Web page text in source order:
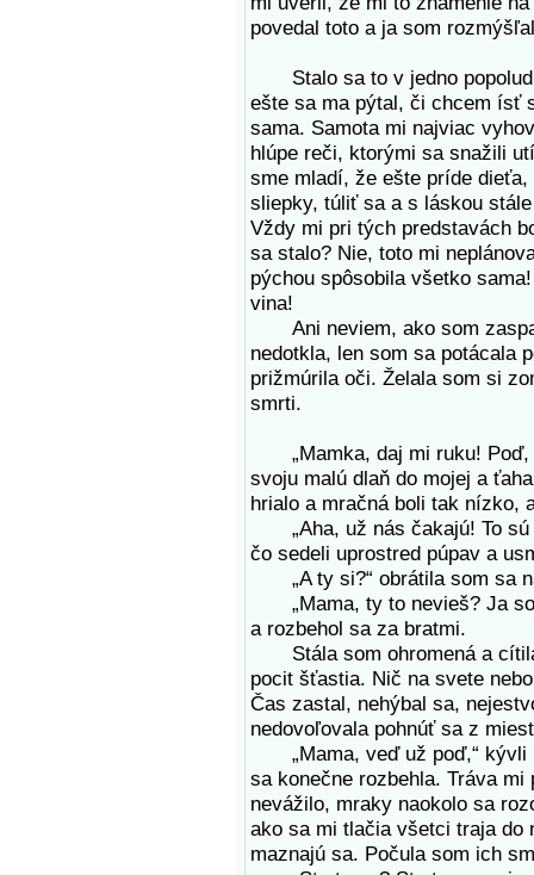
povedal toto a ja som
Stalo sa to v jedno
ešte sa ma pýtal, či chcem ísť
sama. Samota mi najviac
hlúpe reči, ktorými sa snažili
sme mladí, že ešte príde
sliepky, túliť sa a s láskou
Vždy mi pri tých predstavách
sa stalo? Nie, toto mi
pýchou spôsobila všetko
vina!
Ani neviem, ako som
nedotkla, len som sa potácala
prižmúrila oči. Želala som si
smrti.
„Mamka, daj mi ruku! Poď,
svoju malú dlaň do mojej a
hrialo a mračná boli tak nízko,
„Aha, už nás čakajú! To sú
čo sedeli uprostred púpav a
„A ty si?“ obrátila som sa
„Mama, ty to nevieš? Ja
a rozbehol sa za bratmi.
Stála som ohromená a
pocit šťastia. Nič na svete
Čas zastal, nehýbal sa,
nedovoľovala pohnúť sa z
„Mama, veď už poď,“ kývli
sa konečne rozbehla. Tráva
nevážilo, mraky naokolo sa
ako sa mi tlačia všetci traja do
maznajú sa. Počula som ich